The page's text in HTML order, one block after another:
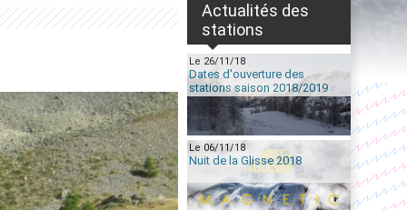
Actualités des
stations
Le 26/11/18
Dates d'ouverture des
stations saison 2018/2019
Le 06/11/18
Nuit de la Glisse 2018